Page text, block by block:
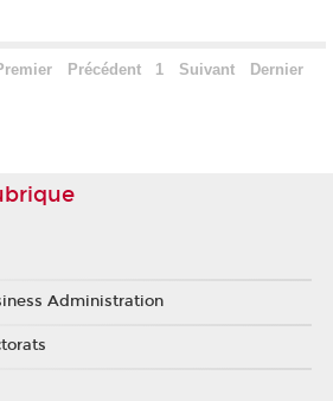
Précédent 1 Suivant Dernier
Administration